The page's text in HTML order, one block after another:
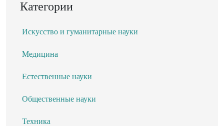
Категории
Искусство и гуманитарные науки
Медицина
Естественные науки
Общественные науки
Техника